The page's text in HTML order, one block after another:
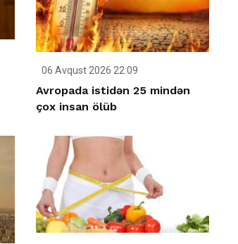
06 Avqust 2026 22:09
Avropada istidən 25 mindən
çox insan ölüb